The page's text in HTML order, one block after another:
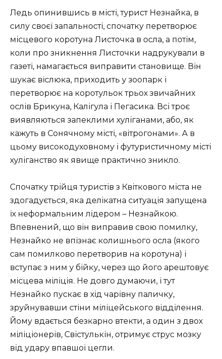
Ледь опинившись в місті, турист Незнайка, в
силу своєї запальності, спочатку перетворює
місцевого коротуна Листочка в осла, а потім,
коли про зникнення Листочки надрукували в
газеті, намагається виправити становище. Він
шукає віслюка, приходить у зоопарк і
перетворює на коротульок трьох звичайних
ослів Брикуна, Калігула і Пегасика. Всі троє
виявляються запеклими хуліганами, або, як
кажуть в Сонячному місті, «вітрогонами». А в
цьому високодуховному і футуристичному місті
хуліганство як явище практично зникло.
Спочатку трійця туристів з Квіткового міста не
здогадується, яка делікатна ситуація запущена
їх неформальним лідером – Незнайкою.
Впевнений, що він виправив свою помилку,
Незнайко не впізнає колишнього осла (якого
сам помилково перетворив на коротуна) і
вступає з ним у бійку, через що його арештовує
місцева міліція. Не довго думаючи, і тут
Незнайко пускає в хід чарівну паличку,
зруйнувавши стіни міліцейського відділення.
Йому вдається безкарно втекти, а один з двох
міліціонерів, Свістулькін, отримує струс мозку
від удару впавшої цегли.